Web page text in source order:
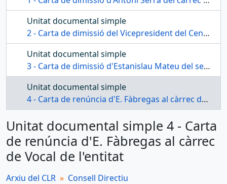
Unitat documental simple
2 - Carta de dimissió del Vicepresident del Centre de Lectura
Unitat documental simple
3 - Carta de dimissió d'Estanislau Mateu del seu càrrec de director de L'Orfeó del Centre de Lectura
Unitat documental simple
4 - Carta de renúncia d'E. Fàbregas al càrrec de Vocal de l'entitat
Unitat documental simple 4 - Carta
de renúncia d'E. Fàbregas al càrrec
de Vocal de l'entitat
Arxiu del CLR
Consell Directiu